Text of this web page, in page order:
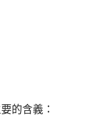
的含義：